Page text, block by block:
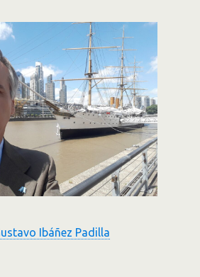
Ibáñez Padilla